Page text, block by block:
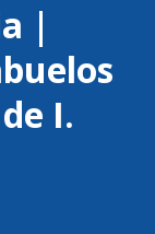
|
I.